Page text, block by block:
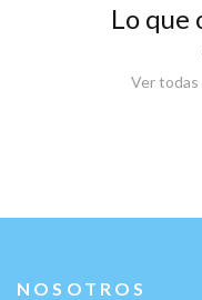
Lo que
Ver todas
NOSOTROS